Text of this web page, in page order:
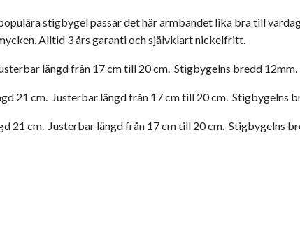
stigbygel passar det här armbandet lika bra till
Alltid 3 års garanti och självklart nickelfritt.
längd från 17 cm till 20 cm. Stigbygelns bredd
21 cm. Justerbar längd från 17 cm till 20 cm. Stigbygelns
21 cm. Justerbar längd från 17 cm till 20 cm. Stigbygelns